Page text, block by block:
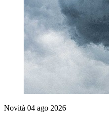
Novità 04 ago 2026